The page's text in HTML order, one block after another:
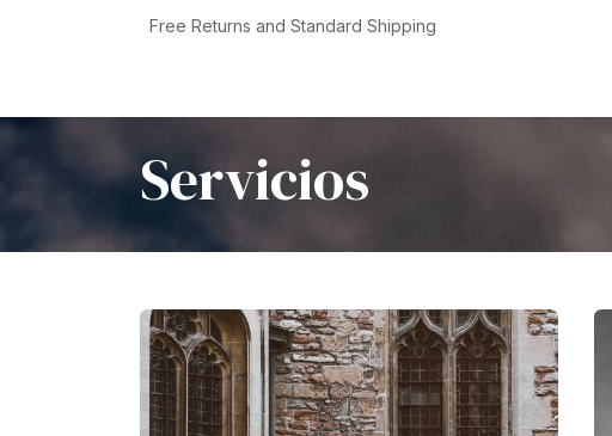
Free Returns and Standard Shipping
Servicios